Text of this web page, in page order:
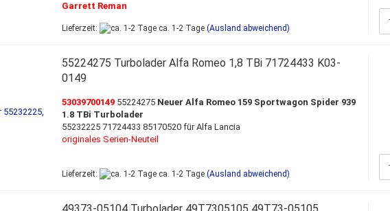
Garrett Reman
Lieferzeit: ca. 1-2 Tage (Ausland abweichend)
55224275 Turbolader Alfa Romeo 1,8 TBi 71724433 K03-
0149
5303970014955224275Neuer Alfa Romeo 159 Sportwagon Spider 939
1.8 TBi Turbolader
55232225 71724433 85170520 für Alfa Lancia
originales Serien-Neuteil
Lieferzeit: ca. 1-2 Tage (Ausland abweichend)